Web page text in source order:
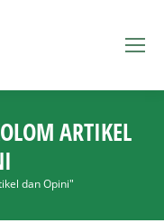
ARTIKEL
dan Opini"